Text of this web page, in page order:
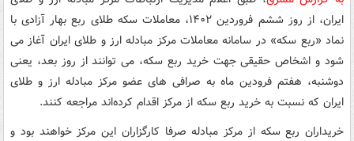
ایران‌، از روز ششم فروردین‌ ۱۴۰۲، معاملات سکه طلای ربع بهار آزادی با
نماد «ربع سکه» در سامانه معاملات مرکز مبادله ارز و طلای ایران آغاز می
شود و اشخاص حقیقی جهت خرید ربع سکه، می توانند از روز بعد، یعنی
دوشنبه، هفتم فرودین ماه به صرافی های عضو مرکز مبادله ارز و طلای
ایران که نسبت به خرید ربع سکه از مرکز اقدام کرده‌اند مراجعه کنند.
‌خریداران ربع سکه از مرکز مبادله صرفا کارگزاران این مرکز خواهند بود و